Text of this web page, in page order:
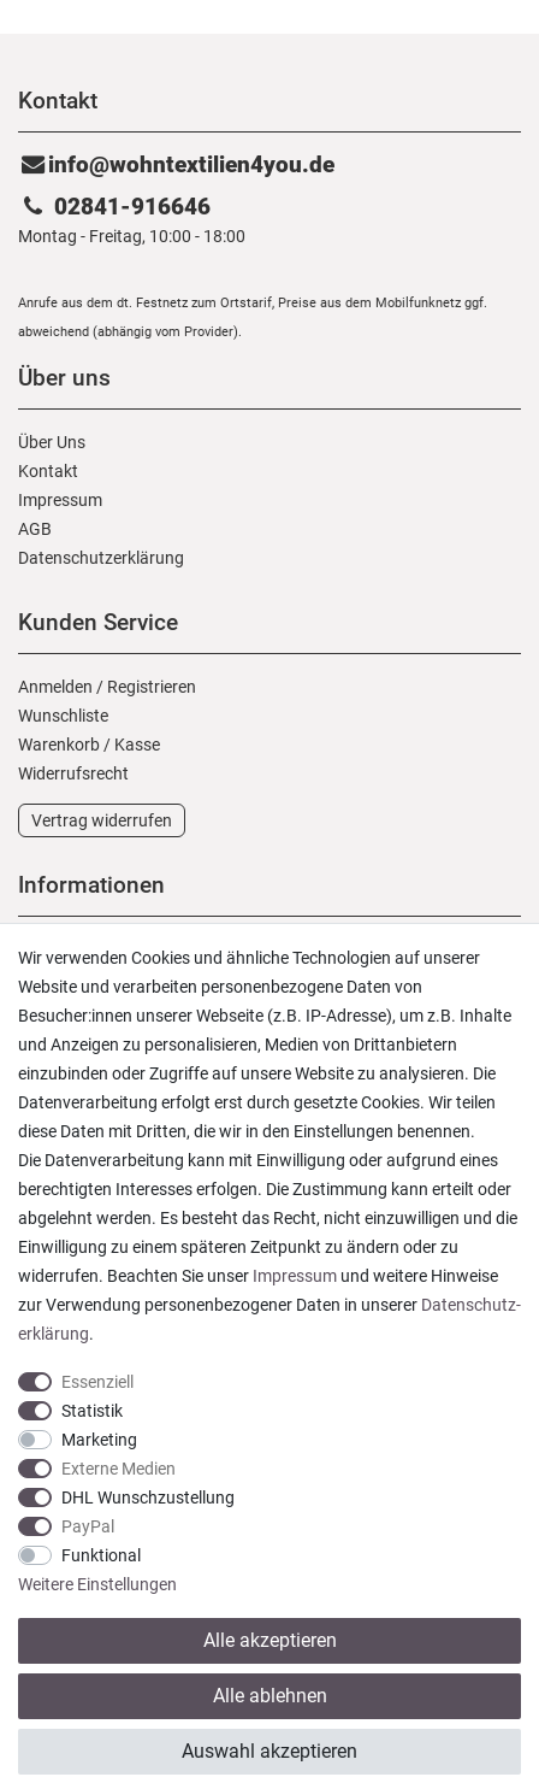
Kontakt
info@wohntextilien4you.de
02841-916646
Montag - Freitag, 10:00 - 18:00
Anrufe aus dem dt. Festnetz zum Ortstarif, Preise aus dem Mobilfunknetz ggf.
abweichend (abhängig vom Provider).
Über uns
Über Uns
Kontakt
Impressum
AGB
Daten­schutz­erklärung
Kunden Service
Anmelden / Registrieren
Wunschliste
Warenkorb / Kasse
Widerrufs­recht
Vertrag widerrufen
Informationen
Versand und Zahlung
Rücksendungen
Lieferung in die Schweiz
Pflegesymbole
Lagerverkauf
Ratgeber & News
Ein einfach toller Service - prompte Lieferung und
sogar mit Pflegehinweis!
Datum der Veröffentlichung: 05.08.2026
Datum der Kauferfahrung: 29.07.2026
922 Bewertungen
Wir verwenden Cookies und ähnliche Technologien auf unserer
Website und verarbeiten personenbezogene Daten von
Besucher:innen unserer Webseite (z.B. IP-Adresse), um z.B. Inhalte
und Anzeigen zu personalisieren, Medien von Drittanbietern
einzubinden oder Zugriffe auf unsere Website zu analysieren. Die
Datenverarbeitung erfolgt erst durch gesetzte Cookies. Wir teilen
diese Daten mit Dritten, die wir in den Einstellungen benennen.
Die Datenverarbeitung kann mit Einwilligung oder aufgrund eines
berechtigten Interesses erfolgen. Die Zustimmung kann erteilt oder
abgelehnt werden. Es besteht das Recht, nicht einzuwilligen und die
Einwilligung zu einem späteren Zeitpunkt zu ändern oder zu
widerrufen. Beachten Sie unser Impressum und weitere Hinweise
zur Verwendung personenbezogener Daten in unserer Daten­schutz­
erklärung.
Essenziell
Statistik
Marketing
Externe Medien
DHL Wunschzustellung
PayPal
Funktional
Weitere Einstellungen
Alle akzeptieren
Alle ablehnen
Auswahl akzeptieren
* Alle Preise verstehen sich inkl. gesetzl. MwSt. zzgl.
© copyright 2013-2026 Wohntextilien4You GmbH / Alle Rechte vorbehalten /